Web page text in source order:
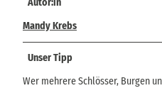
Mandy Krebs
Unser Tipp
Wer mehrere Schlösser, Burgen